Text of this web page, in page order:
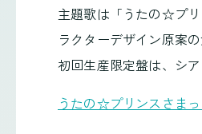
主題歌は「うたの☆プ
ラクターデザイン原案
初回生産限定盤は、シ
うたの☆プリンスさま